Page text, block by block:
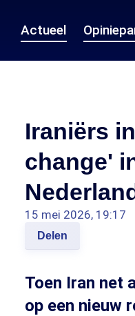
Actueel
Iraniërs
change'
15 mei 2026, 19:17
Delen
Toen Iran net
op een nieuw